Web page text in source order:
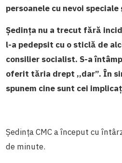
persoanele cu nevoi speciale
Ședința nu a trecut fără
l-a pedepsit cu o sticlă de
consilier socialist. S-a
oferit tăria drept ,,dar”. În
spunem cine sunt cei
Ședința CMC a început cu
de minute.